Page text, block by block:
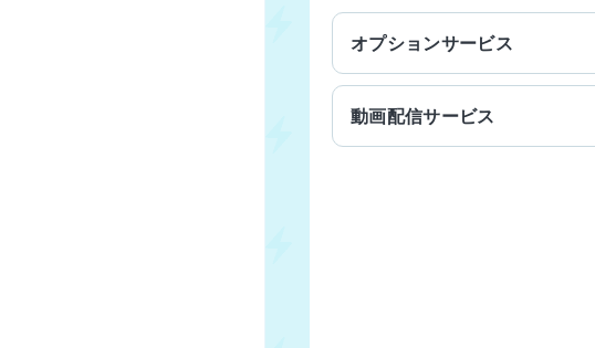
オプションサービス
動画配信サービス